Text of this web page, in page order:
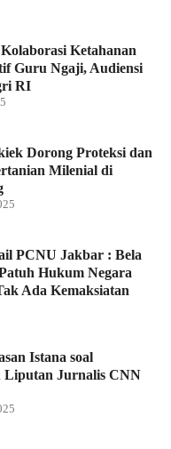
Ketahanan
Guru Ngaji, Audiensi
RI
Dorong Proteksi dan
Milenial di
PCNU Jakbar : Bela
Hukum Negara
Ada Kemaksiatan
Istana soal
Liputan Jurnalis CNN